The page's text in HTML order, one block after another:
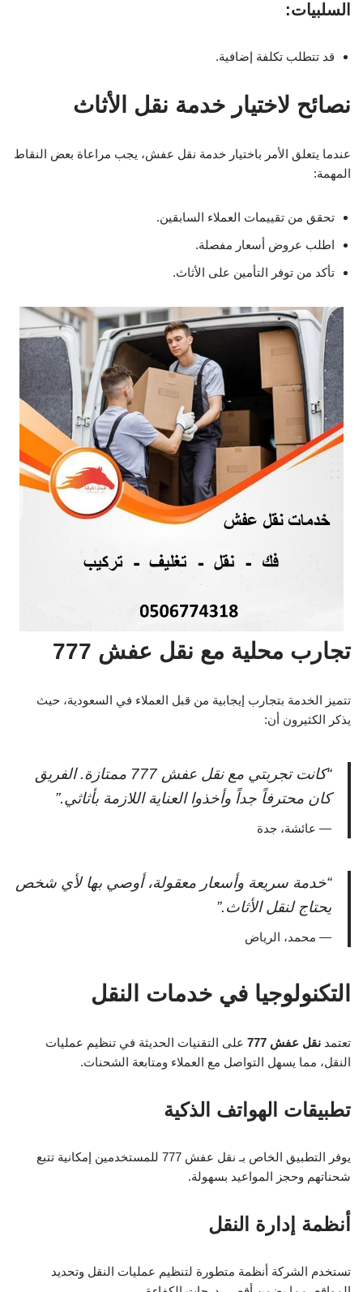
السلبيات:
قد تتطلب تكلفة إضافية.
نصائح لاختيار خدمة نقل الأثاث
عندما يتعلق الأمر باختيار خدمة نقل عفش، يجب مراعاة بعض النقاط
المهمة:
تحقق من تقييمات العملاء السابقين.
اطلب عروض أسعار مفصلة.
تأكد من توفر التأمين على الأثاث.
تجارب محلية مع نقل عفش 777
تتميز الخدمة بتجارب إيجابية من قبل العملاء في السعودية، حيث
يذكر الكثيرون أن:
“كانت تجربتي مع نقل عفش 777 ممتازة. الفريق
كان محترفاً جداً وأخذوا العناية اللازمة بأثاثي.”
— عائشة، جدة
“خدمة سريعة وأسعار معقولة، أوصي بها لأي شخص
يحتاج لنقل الأثاث.”
— محمد، الرياض
التكنولوجيا في خدمات النقل
تعتمد نقل عفش 777
على التقنيات الحديثة في تنظيم عمليات
النقل، مما يسهل التواصل مع العملاء ومتابعة الشحنات.
تطبيقات الهواتف الذكية
يوفر التطبيق الخاص بـ نقل عفش 777 للمستخدمين إمكانية تتبع
شحناتهم وحجز المواعيد بسهولة.
أنظمة إدارة النقل
تستخدم الشركة أنظمة متطورة لتنظيم عمليات النقل وتحديد